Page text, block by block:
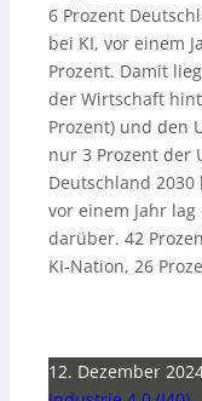
6 Prozent
bei KI, vor einem
Prozent. Damit
der Wirtschaft
Prozent) und den
nur 3 Prozent der
Deutschland
vor einem Jahr
darüber. 42
KI-Nation, 26
12. Dezember